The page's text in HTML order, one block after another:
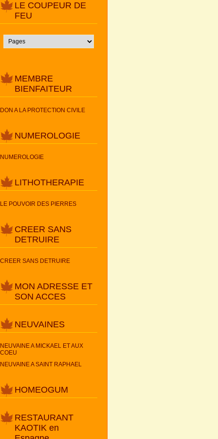
LE COUPEUR DE
FEU
MEMBRE
BIENFAITEUR
DON A LA PROTECTION CIVILE
NUMEROLOGIE
NUMEROLOGIE
LITHOTHERAPIE
LE POUVOIR DES PIERRES
CREER SANS
DETRUIRE
CREER SANS DETRUIRE
MON ADRESSE ET
SON ACCES
NEUVAINES
NEUVAINE A MICKAEL ET AUX
COEU
NEUVAINE A SAINT RAPHAEL
HOMEOGUM
RESTAURANT
KAOTIK en